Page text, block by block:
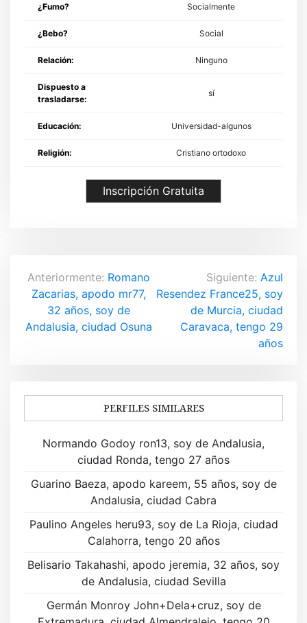
¿Fumo? Socialmente
¿Bebo? Social
Relación: Ninguno
Dispuesto a
trasladarse:
sí
Educación: Universidad-algunos
Religión: Cristiano ortodoxo
Inscripción Gratuita
N
a
v
ó
n
e
Anteriormente: Romano
Zacarias, apodo mr77,
32 años, soy de
Andalusia, ciudad Osuna
Siguiente: Azul
Resendez France25, soy
de Murcia, ciudad
Caravaca, tengo 29
años
PERFILES SIMILARES
Normando Godoy ron13, soy de Andalusia,
ciudad Ronda, tengo 27 años
Guarino Baeza, apodo kareem, 55 años, soy de
Andalusia, ciudad Cabra
Paulino Angeles heru93, soy de La Rioja, ciudad
Calahorra, tengo 20 años
Belisario Takahashi, apodo jeremia, 32 años, soy
de Andalusia, ciudad Sevilla
Germán Monroy John+Dela+cruz, soy de